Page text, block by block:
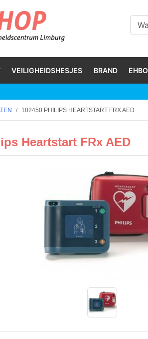
VEILIGHEIDSHESJES BRAND EHBO
102450 PHILIPS HEARTSTART FRX AED
Heartstart FRx AED